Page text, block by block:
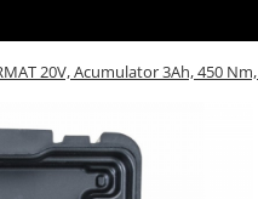
20V, Acumulator 3Ah, 450